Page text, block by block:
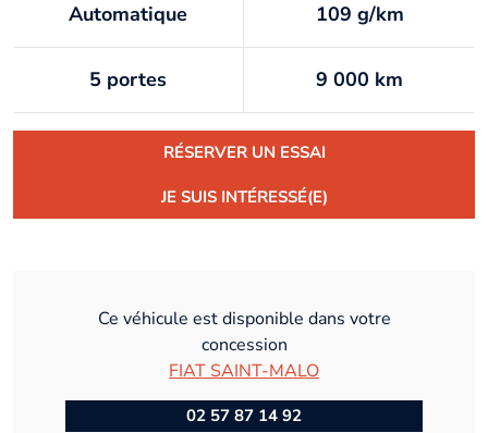
Automatique 109 g/km
5 portes 9 000 km
RÉSERVER UN ESSAI
JE SUIS INTÉRESSÉ(E)
Ce véhicule est disponible dans votre
concession
FIAT SAINT-MALO
02 57 87 14 92